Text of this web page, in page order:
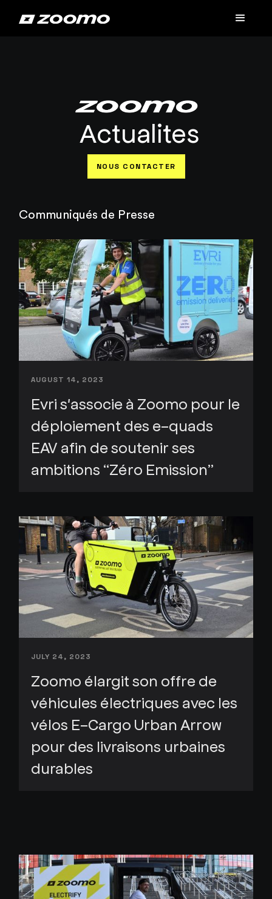
Actualites
NOUS CONTACTER
Communiqués de Presse
AUGUST 14, 2023
Evri s'associe à Zoomo pour le
déploiement des e-quads
EAV afin de soutenir ses
ambitions “Zéro Emission”
JULY 24, 2023
Zoomo élargit son offre de
véhicules électriques avec les
vélos E-Cargo Urban Arrow
pour des livraisons urbaines
durables